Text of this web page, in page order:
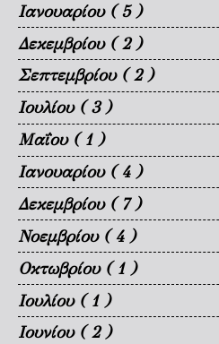
Ιανουαρίου ( 5 )
Δεκεμβρίου ( 2 )
Σεπτεμβρίου ( 2 )
Ιουλίου ( 3 )
Μαΐου ( 1 )
Ιανουαρίου ( 4 )
Δεκεμβρίου ( 7 )
Νοεμβρίου ( 4 )
Οκτωβρίου ( 1 )
Ιουλίου ( 1 )
Ιουνίου ( 2 )